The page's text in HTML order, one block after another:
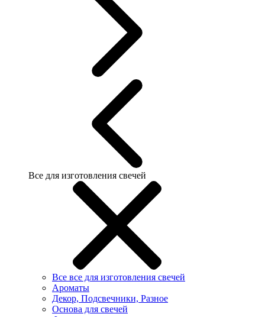
Все для изготовления свечей
Все все для изготовления свечей
Ароматы
Декор, Подсвечники, Разное
Основа для свечей